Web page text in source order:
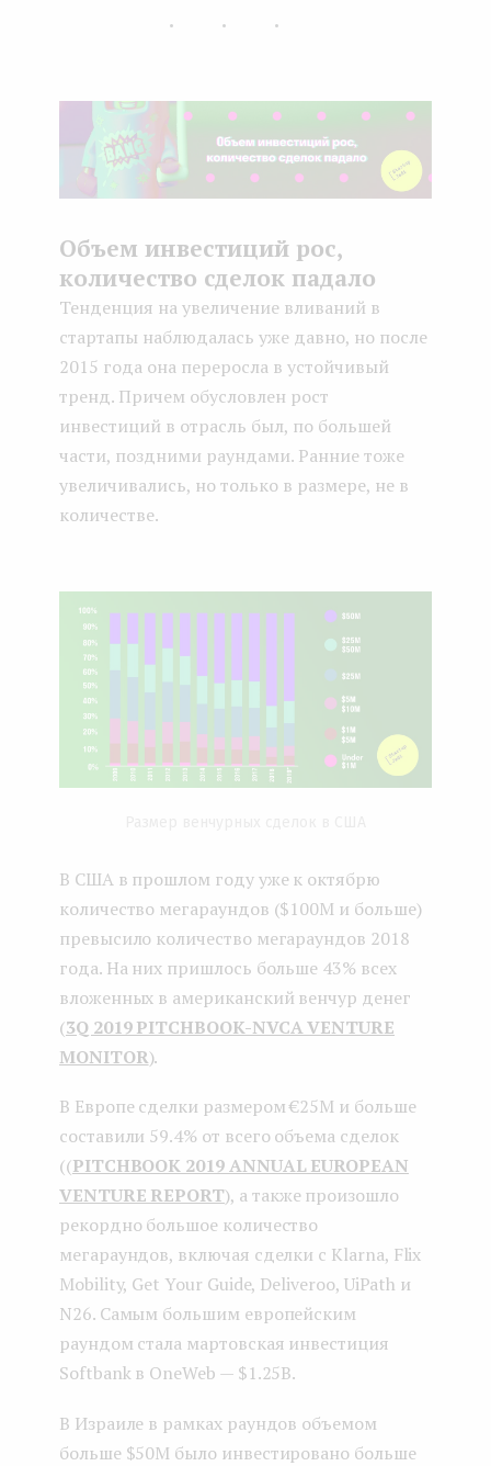
...
Объем инвестиций рос,
количество сделок падало
Тенденция на увеличение вливаний в
стартапы наблюдалась уже давно, но после
2015 года она переросла в устойчивый
тренд. Причем обусловлен рост
инвестиций в отрасль был, по большей
части, поздними раундами. Ранние тоже
увеличивались, но только в размере, не в
количестве.
В США в прошлом году уже к октябрю
количество мегараундов ($100M и больше)
превысило количество мегараундов 2018
года. На них пришлось больше 43% всех
вложенных в американский венчур денег
(3Q 2019 PITCHBOOK-NVCA VENTURE
MONITOR).
В Европе сделки размером €25M и больше
составили 59.4% от всего объема сделок
((PITCHBOOK 2019 ANNUAL EUROPEAN
VENTURE REPORT), а также произошло
рекордно большое количество
мегараундов, включая сделки с Klarna, Flix
Mobility, Get Your Guide, Deliveroo, UiPath и
N26. Самым большим европейским
раундом стала мартовская инвестиция
Softbank в OneWeb — $1.25B.
В Израиле в рамках раундов объемом
больше $50M было инвестировано больше